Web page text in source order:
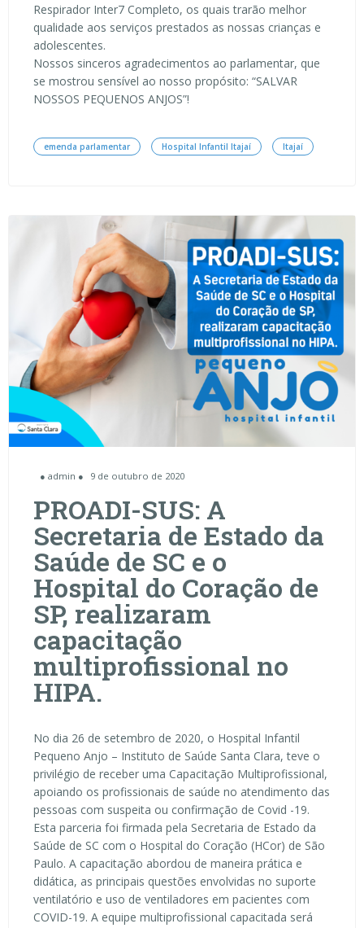
Respirador Inter7 Completo, os quais trarão melhor
qualidade aos serviços prestados as nossas crianças e
adolescentes.
Nossos sinceros agradecimentos ao parlamentar, que
se mostrou sensível ao nosso propósito: “SALVAR
NOSSOS PEQUENOS ANJOS”!
emenda parlamentar Hospital Infantil Itajaí Itajaí
● admin ● 9 de outubro de 2020
PROADI-SUS: A
Secretaria de Estado da
Saúde de SC e o
Hospital do Coração de
SP, realizaram
capacitação
multiprofissional no
HIPA.
No dia 26 de setembro de 2020, o Hospital Infantil
Pequeno Anjo – Instituto de Saúde Santa Clara, teve o
privilégio de receber uma Capacitação Multiprofissional,
apoiando os profissionais de saúde no atendimento das
pessoas com suspeita ou confirmação de Covid -19.
Esta parceria foi firmada pela Secretaria de Estado da
Saúde de SC com o Hospital do Coração (HCor) de São
Paulo. A capacitação abordou de maneira prática e
didática, as principais questões envolvidas no suporte
ventilatório e uso de ventiladores em pacientes com
COVID-19. A equipe multiprofissional capacitada será